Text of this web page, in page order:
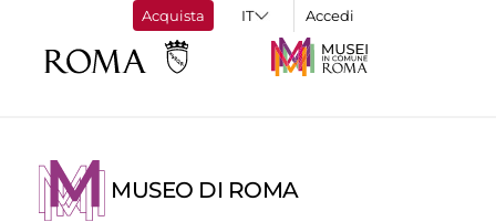
Acquista Accedi
MUSEO DI ROMA